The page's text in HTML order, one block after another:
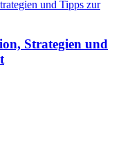
Strategien und